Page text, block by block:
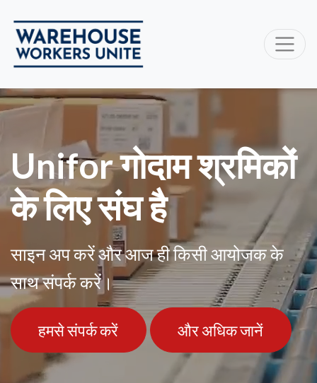
Unifor गोदाम श्रमिकों
के लिए संघ है
साइन अप करें और आज ही किसी आयोजक के
साथ संपर्क करें।
हमसे संपर्क करें और अधिक जानें